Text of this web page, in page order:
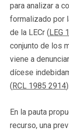
para analizar a
formalizado por
de la LECr (LEG
conjunto de los
viene a
dícese
(RCL 1985 2914).
En la pauta
recurso, una